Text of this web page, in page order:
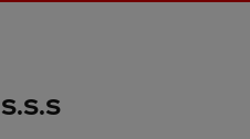
S.S.S